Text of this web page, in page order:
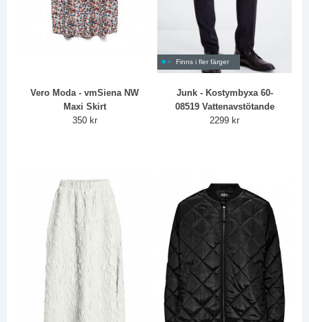
Vero Moda - vmSiena NW
Maxi Skirt
350 kr
Finns i fler färger
Junk - Kostymbyxa 60-
08519 Vattenavstötande
2299 kr